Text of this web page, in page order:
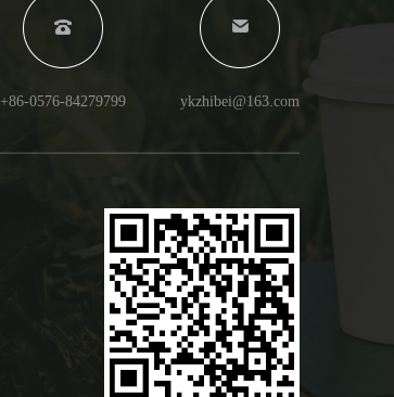
+86-0576-84279799 ykzhibei@163.com